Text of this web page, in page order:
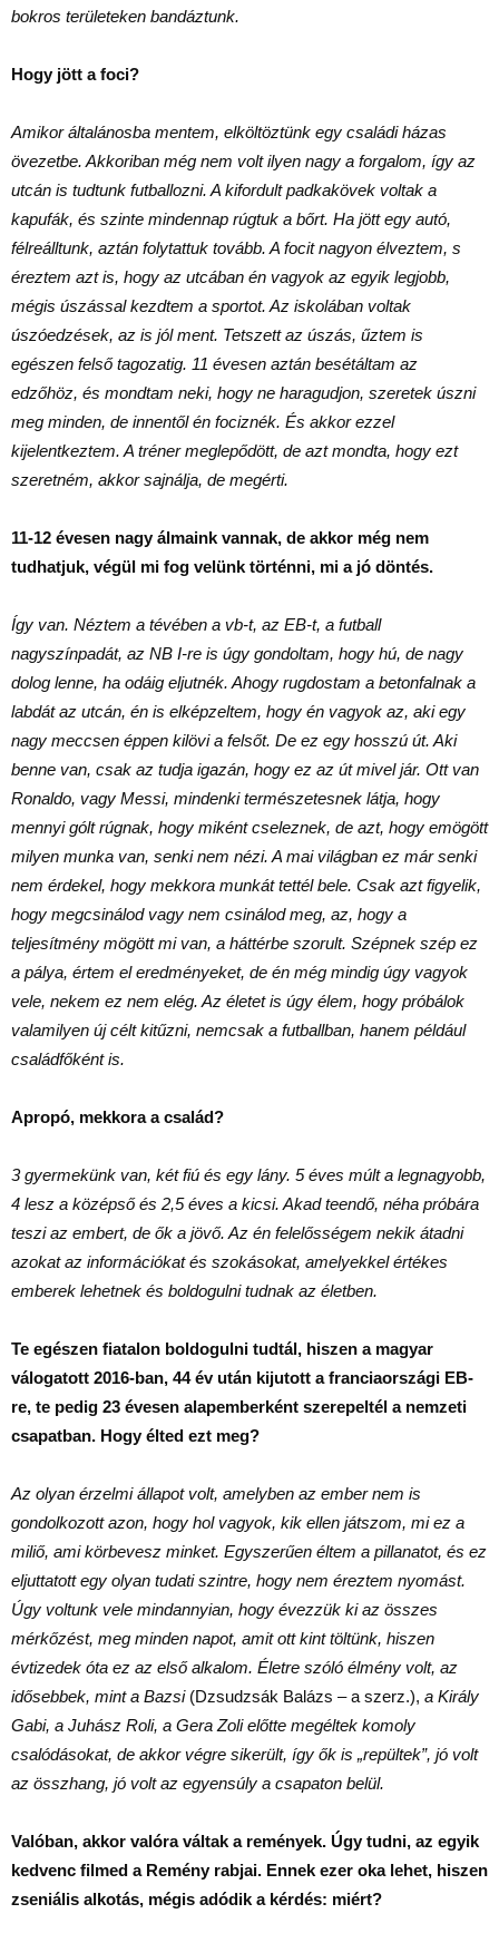
bokros területeken bandáztunk.
Hogy jött a foci?
Amikor általánosba mentem, elköltöztünk egy családi házas
övezetbe. Akkoriban még nem volt ilyen nagy a forgalom, így az
utcán is tudtunk futballozni. A kifordult padkakövek voltak a
kapufák, és szinte mindennap rúgtuk a bőrt. Ha jött egy autó,
félreálltunk, aztán folytattuk tovább. A focit nagyon élveztem, s
éreztem azt is, hogy az utcában én vagyok az egyik legjobb,
mégis úszással kezdtem a sportot. Az iskolában voltak
úszóedzések, az is jól ment. Tetszett az úszás, űztem is
egészen felső tagozatig. 11 évesen aztán besétáltam az
edzőhöz, és mondtam neki, hogy ne haragudjon, szeretek úszni
meg minden, de innentől én fociznék. És akkor ezzel
kijelentkeztem. A tréner meglepődött, de azt mondta, hogy ezt
szeretném, akkor sajnálja, de megérti.
11-12 évesen nagy álmaink vannak, de akkor még nem
tudhatjuk, végül mi fog velünk történni, mi a jó döntés.
Így van. Néztem a tévében a vb-t, az EB-t, a futball
nagyszínpadát, az NB I-re is úgy gondoltam, hogy hú, de nagy
dolog lenne, ha odáig eljutnék. Ahogy rugdostam a betonfalnak a
labdát az utcán, én is elképzeltem, hogy én vagyok az, aki egy
nagy meccsen éppen kilövi a felsőt. De ez egy hosszú út. Aki
benne van, csak az tudja igazán, hogy ez az út mivel jár. Ott van
Ronaldo, vagy Messi, mindenki természetesnek látja, hogy
mennyi gólt rúgnak, hogy miként cseleznek, de azt, hogy emögött
milyen munka van, senki nem nézi. A mai világban ez már senki
nem érdekel, hogy mekkora munkát tettél bele. Csak azt figyelik,
hogy megcsinálod vagy nem csinálod meg, az, hogy a
teljesítmény mögött mi van, a háttérbe szorult. Szépnek szép ez
a pálya, értem el eredményeket, de én még mindig úgy vagyok
vele, nekem ez nem elég. Az életet is úgy élem, hogy próbálok
valamilyen új célt kitűzni, nemcsak a futballban, hanem például
családfőként is.
Apropó, mekkora a család?
3 gyermekünk van, két fiú és egy lány. 5 éves múlt a legnagyobb,
4 lesz a középső és 2,5 éves a kicsi. Akad teendő, néha próbára
teszi az embert, de ők a jövő. Az én felelősségem nekik átadni
azokat az információkat és szokásokat, amelyekkel értékes
emberek lehetnek és boldogulni tudnak az életben.
Te egészen fiatalon boldogulni tudtál, hiszen a magyar
válogatott 2016-ban, 44 év után kijutott a franciaországi EB-
re, te pedig 23 évesen alapemberként szerepeltél a nemzeti
csapatban. Hogy élted ezt meg?
Az olyan érzelmi állapot volt, amelyben az ember nem is
gondolkozott azon, hogy hol vagyok, kik ellen játszom, mi ez a
miliő, ami körbevesz minket. Egyszerűen éltem a pillanatot, és ez
eljuttatott egy olyan tudati szintre, hogy nem éreztem nyomást.
Úgy voltunk vele mindannyian, hogy évezzük ki az összes
mérkőzést, meg minden napot, amit ott kint töltünk, hiszen
évtizedek óta ez az első alkalom. Életre szóló élmény volt, az
idősebbek, mint a Bazsi(Dzsudzsák Balázs – a szerz.), a Király
Gabi, a Juhász Roli, a Gera Zoli előtte megéltek komoly
csalódásokat, de akkor végre sikerült, így ők is „repültek”, jó volt
az összhang, jó volt az egyensúly a csapaton belül.
Valóban, akkor valóra váltak a remények. Úgy tudni, az egyik
kedvenc filmed a Remény rabjai. Ennek ezer oka lehet, hiszen
zseniális alkotás, mégis adódik a kérdés: miért?